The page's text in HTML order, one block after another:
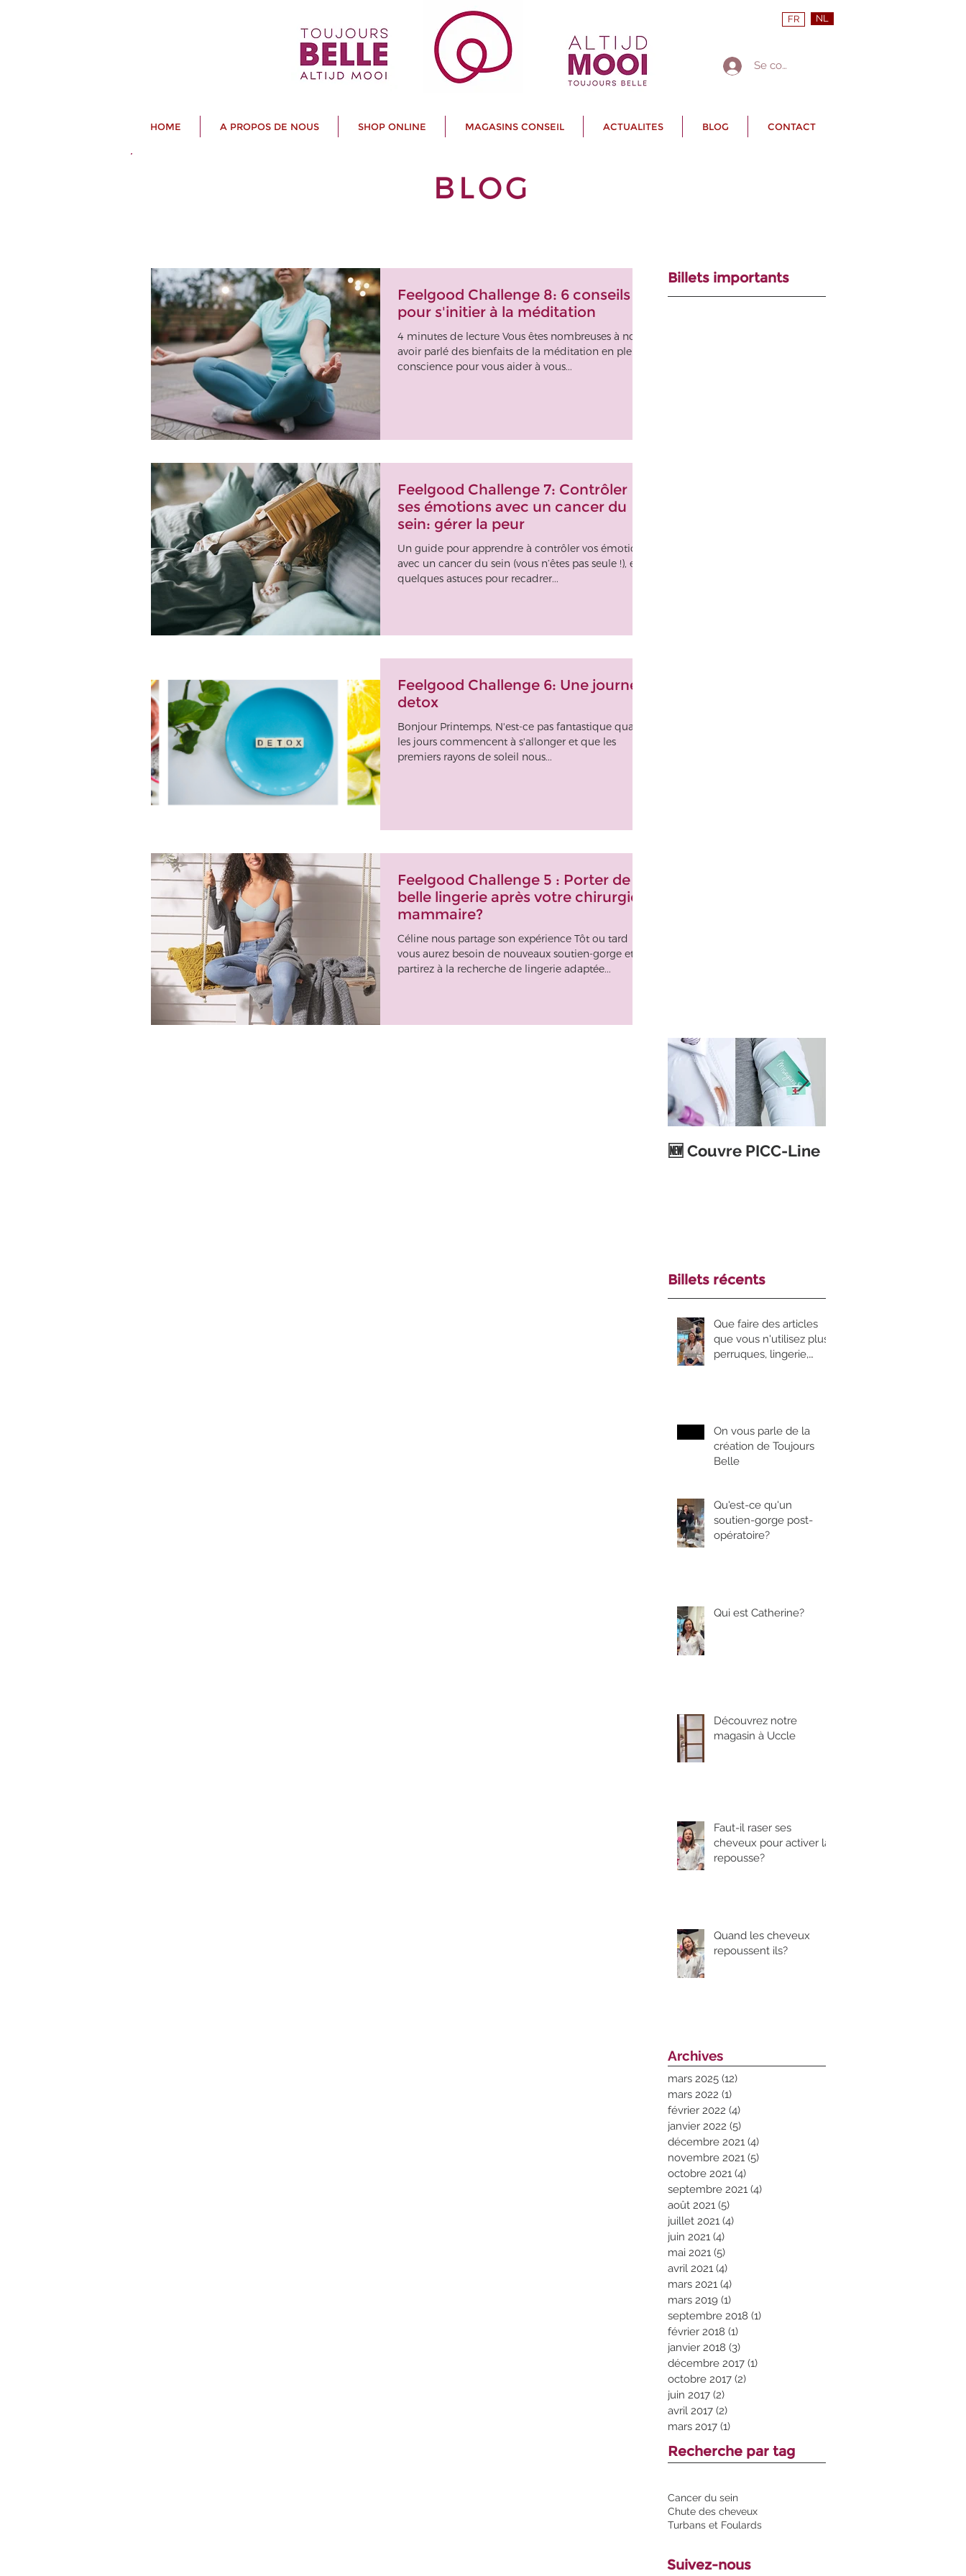
FR NL
Se connecter
HOME A PROPOS DE NOUS SHOP ONLINE MAGASINS CONSEIL ACTUALITES BLOG CONTACT
BLOG
Feelgood Challenge 8: 6 conseils
pour s'initier à la méditation
4 minutes de lecture Vous êtes nombreuses à nous
avoir parlé des bienfaits de la méditation en pleine
conscience pour vous aider à vous...
Feelgood Challenge 7: Contrôler
ses émotions avec un cancer du
sein: gérer la peur
Un guide pour apprendre à contrôler vos émotions
avec un cancer du sein (vous n’êtes pas seule !), et
quelques astuces pour recadrer...
Feelgood Challenge 6: Une journée
detox
Bonjour Printemps, N'est-ce pas fantastique quand
les jours commencent à s'allonger et que les
premiers rayons de soleil nous...
Feelgood Challenge 5 : Porter de la
belle lingerie après votre chirurgie
mammaire?
Céline nous partage son expérience Tôt ou tard
vous aurez besoin de nouveaux soutien-gorge et
partirez à la recherche de lingerie adaptée...
Billets importants
🆕 Couvre PICC-Line
Billets récents
Que faire des articles
que vous n'utilisez plus:
perruques, lingerie,
On vous parle de la
création de Toujours
Belle
Qu'est-ce qu'un
soutien-gorge post-
opératoire?
Qui est Catherine?
Découvrez notre
magasin à Uccle
Faut-il raser ses
cheveux pour activer la
repousse?
Quand les cheveux
repoussent ils?
Archives
mars 2025 (12)
mars 2022 (1)
février 2022 (4)
janvier 2022 (5)
décembre 2021 (4)
novembre 2021 (5)
octobre 2021 (4)
septembre 2021 (4)
août 2021 (5)
juillet 2021 (4)
juin 2021 (4)
mai 2021 (5)
avril 2021 (4)
mars 2021 (4)
mars 2019 (1)
septembre 2018 (1)
février 2018 (1)
janvier 2018 (3)
décembre 2017 (1)
octobre 2017 (2)
juin 2017 (2)
avril 2017 (2)
mars 2017 (1)
Recherche par tag
Cancer du sein
Chute des cheveux
Turbans et Foulards
Suivez-nous